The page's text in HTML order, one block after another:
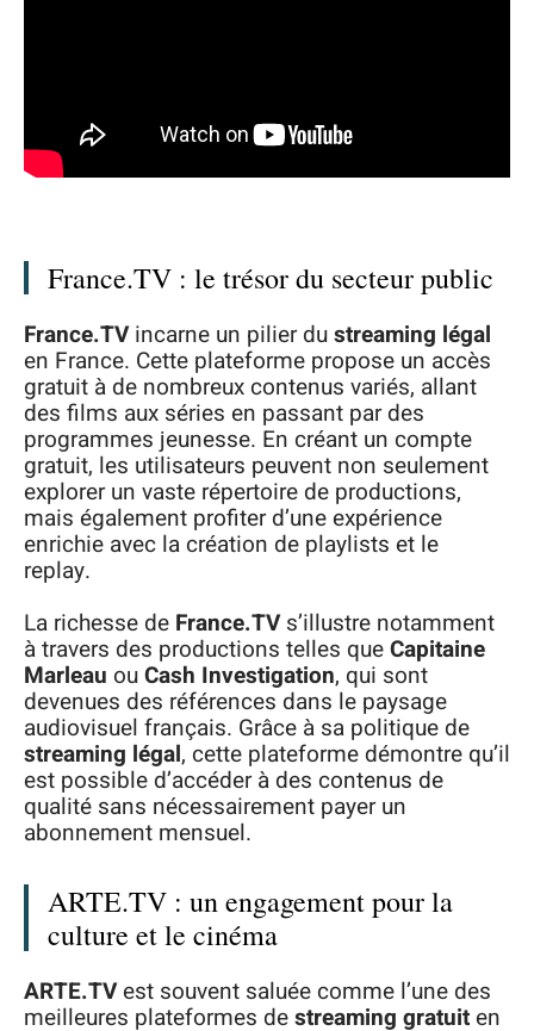
France.TV : le trésor du secteur public
France.TVincarne un pilier dustreaming légal
en France. Cette plateforme propose un accès
gratuit à de nombreux contenus variés, allant
des films aux séries en passant par des
programmes jeunesse. En créant un compte
gratuit, les utilisateurs peuvent non seulement
explorer un vaste répertoire de productions,
mais également profiter d’une expérience
enrichie avec la création de playlists et le
replay.
La richesse de France.TVs’illustre notamment
à travers des productions telles queCapitaine
Marleau ouCash Investigation, qui sont
devenues des références dans le paysage
audiovisuel français. Grâce à sa politique de
streaming légal, cette plateforme démontre qu’il
est possible d’accéder à des contenus de
qualité sans nécessairement payer un
abonnement mensuel.
ARTE.TV : un engagement pour la
culture et le cinéma
ARTE.TVest souvent saluée comme l’une des
meilleures plateformes destreaming gratuiten